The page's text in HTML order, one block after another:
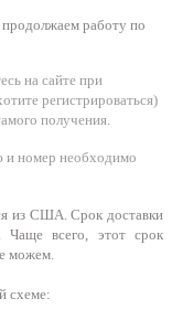
работу по
на сайте при
регистрироваться)
получения.
и номер необходимо
из США. Срок доставки
всего, этот срок
можем.
схеме: